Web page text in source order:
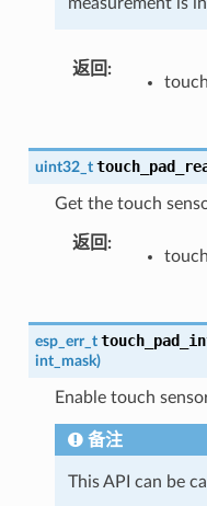
返回
uint32_t
Get the touch
返回
esp_err_t
int_mask)
Enable touch
备注
This API can be